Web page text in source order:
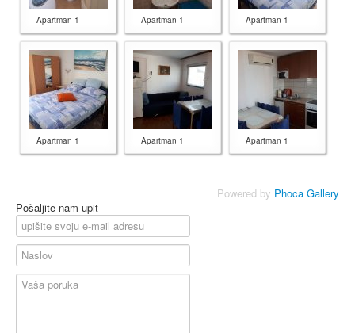
Apartman 1 Apartman 1 Apartman 1
Apartman 1 Apartman 1 Apartman 1
Powered by Phoca Gallery
Pošaljite nam upit